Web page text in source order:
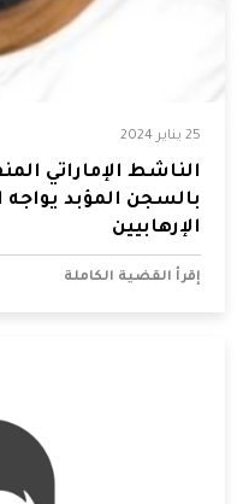
25 يناير 2024
الناشط الإماراتي
بالسجن المؤبد يواجه
الإرهابيين
إقرأ القضية الكاملة